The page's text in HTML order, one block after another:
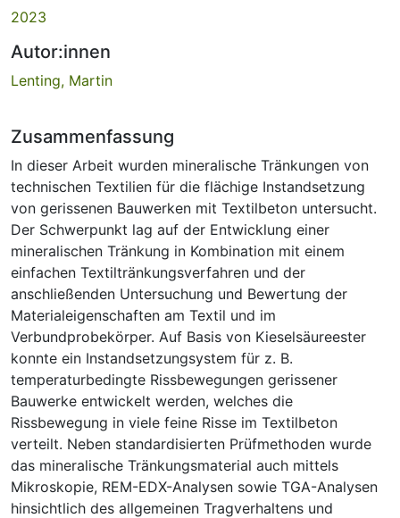
2023
Autor:innen
Lenting, Martin
Zusammenfassung
In dieser Arbeit wurden mineralische Tränkungen von
technischen Textilien für die flächige Instandsetzung
von gerissenen Bauwerken mit Textilbeton untersucht.
Der Schwerpunkt lag auf der Entwicklung einer
mineralischen Tränkung in Kombination mit einem
einfachen Textiltränkungsverfahren und der
anschließenden Untersuchung und Bewertung der
Materialeigenschaften am Textil und im
Verbundprobekörper. Auf Basis von Kieselsäureester
konnte ein Instandsetzungsystem für z. B.
temperaturbedingte Rissbewegungen gerissener
Bauwerke entwickelt werden, welches die
Rissbewegung in viele feine Risse im Textilbeton
verteilt. Neben standardisierten Prüfmethoden wurde
das mineralische Tränkungsmaterial auch mittels
Mikroskopie, REM-EDX-Analysen sowie TGA-Analysen
hinsichtlich des allgemeinen Tragverhaltens und